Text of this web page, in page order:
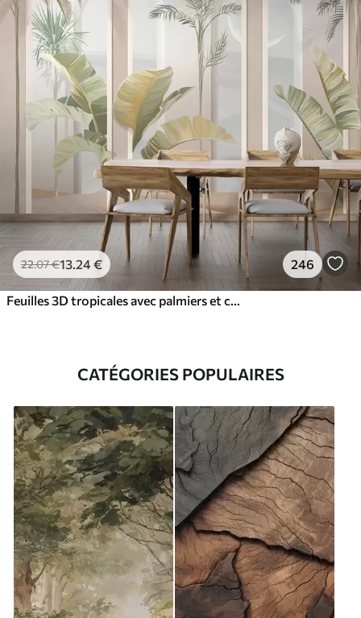
22.07€13.24€ 246
Feuilles 3D tropicales avec palmiers et colonnes
CATÉGORIES POPULAIRES